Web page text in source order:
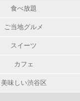
食べ放題
ご当地グルメ
スイーツ
カフェ
美味しい渋谷区